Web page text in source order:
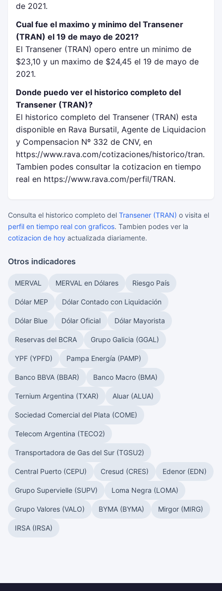
de 2021.
Cual fue el maximo y minimo del Transener
(TRAN) el 19 de mayo de 2021?
El Transener (TRAN) opero entre un minimo de
$23,10 y un maximo de $24,45 el 19 de mayo de
2021.
Donde puedo ver el historico completo del
Transener (TRAN)?
El historico completo del Transener (TRAN) esta
disponible en Rava Bursatil, Agente de Liquidacion
y Compensacion Nº 332 de CNV, en
https://www.rava.com/cotizaciones/historico/tran.
Tambien podes consultar la cotizacion en tiempo
real en https://www.rava.com/perfil/TRAN.
Consulta el historico completo del Transener (TRAN) o visita el
perfil en tiempo real con graficos. Tambien podes ver la
cotizacion de hoy actualizada diariamente.
Otros indicadores
MERVAL MERVAL en Dólares Riesgo País
Dólar MEP Dólar Contado con Liquidación
Dólar Blue Dólar Oficial Dólar Mayorista
Reservas del BCRA Grupo Galicia (GGAL)
YPF (YPFD) Pampa Energía (PAMP)
Banco BBVA (BBAR) Banco Macro (BMA)
Ternium Argentina (TXAR) Aluar (ALUA)
Sociedad Comercial del Plata (COME)
Telecom Argentina (TECO2)
Transportadora de Gas del Sur (TGSU2)
Central Puerto (CEPU) Cresud (CRES) Edenor (EDN)
Grupo Supervielle (SUPV) Loma Negra (LOMA)
Grupo Valores (VALO) BYMA (BYMA) Mirgor (MIRG)
IRSA (IRSA)